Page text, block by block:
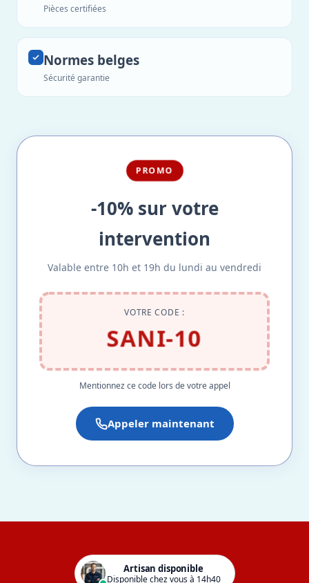
Pièces certifiées
Normes belges
Sécurité garantie
PROMO
-10% sur votre
intervention
Valable entre 10h et 19h du lundi au vendredi
VOTRE CODE :
SANI-10
Mentionnez ce code lors de votre appel
Appeler maintenant
Artisan disponible
Disponible chez vous à 14h40